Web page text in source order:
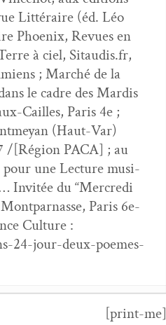
Lit­téraire (éd. Léo
Phoenix, Revues en
à ciel, Sitaudis.fr,
; Marché de la
le cadre des Mardis
Cailles, Paris 4e ;
(Haut-Var)
/[Région PACA] ; au
pour une Lec­ture musi­
Invitée du “Mer­cre­di
Paris 6e-
Cul­ture :
24-jour-deux-poemes-
[print-me]